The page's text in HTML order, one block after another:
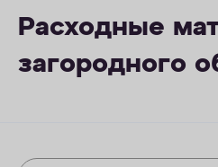
ДЛЯ ВАННОЙ
В КОТТЕДЖ
Расходные
загородного